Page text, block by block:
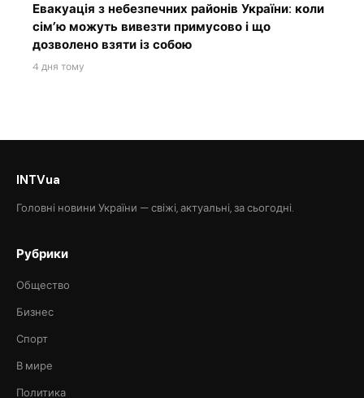
Евакуація з небезпечних районів України: коли
сім’ю можуть вивезти примусово і що
дозволено взяти із собою
4 дня тому
INTVua
Головні новини України — свіжі, актуальні, за сьогодні.
Рубрики
Общество
Бизнес
Спорт
В мире
Политика